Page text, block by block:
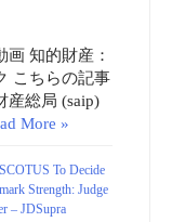
知的財産：
こちらの記事
産総局 (saip)
More »
To Decide
Strength: Judge
– JDSupra